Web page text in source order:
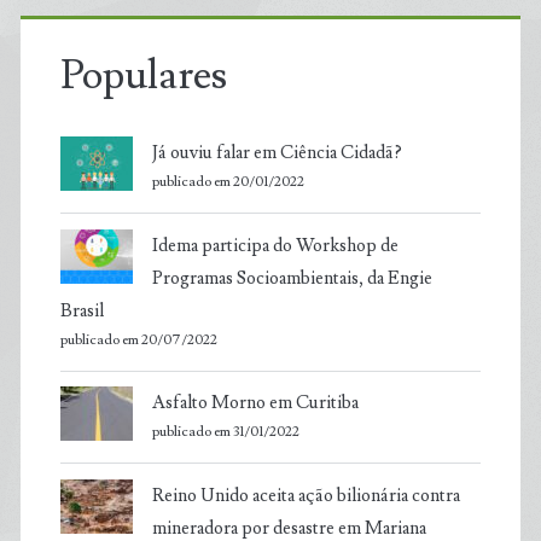
Populares
Já ouviu falar em Ciência Cidadã?
publicado em 20/01/2022
Idema participa do Workshop de
Programas Socioambientais, da Engie
Brasil
publicado em 20/07/2022
Asfalto Morno em Curitiba
publicado em 31/01/2022
Reino Unido aceita ação bilionária contra
mineradora por desastre em Mariana